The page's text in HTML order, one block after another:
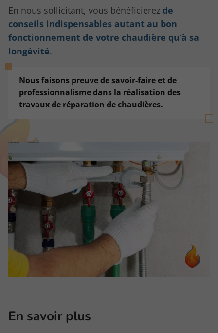
En nous sollicitant, vous bénéficierez de
conseils indispensables autant au bon
fonctionnement de votre chaudière qu’à sa
longévité.
Nous faisons preuve de savoir-faire et de
professionnalisme dans la réalisation des
travaux de réparation de chaudières.
En savoir plus